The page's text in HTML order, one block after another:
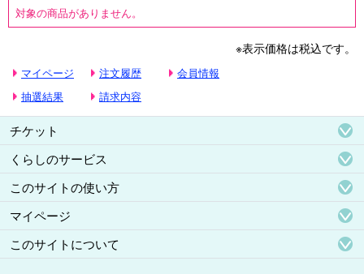
対象の商品がありません。
※表示価格は税込です。
マイページ 注文履歴
会員情報
抽選結果
請求内容
チケット
くらしのサービス
このサイトの使い方
マイページ
このサイトについて